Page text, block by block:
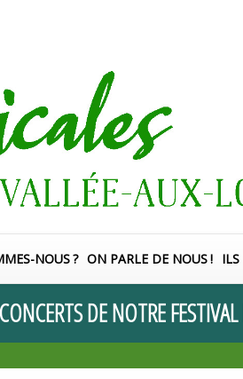
NOUS? ON PARLE DE NOUS!
CONCERTSDENOTREFESTIVAL